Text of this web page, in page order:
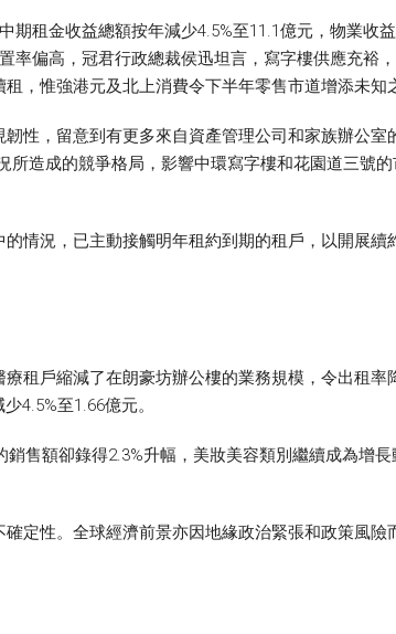
租金收益總額按年減少4.5%至11.1億元，物業收
率偏高，冠君行政總裁侯迅坦言，寫字樓供應充裕
，惟強港元及北上消費令下半年零售市道增添未知
性，留意到有更多來自資產管理公司和家族辦公室
造成的競爭格局，影響中環寫字樓和花園道三號
情況，已主動接觸明年租約到期的租戶，以開展續
租戶縮減了在朗豪坊辦公樓的業務規模，令出租率
4.5%至1.66億元。
售額卻錄得2.3%升幅，美妝美容類別繼續成為增
定性。全球經濟前景亦因地緣政治緊張和政策風險